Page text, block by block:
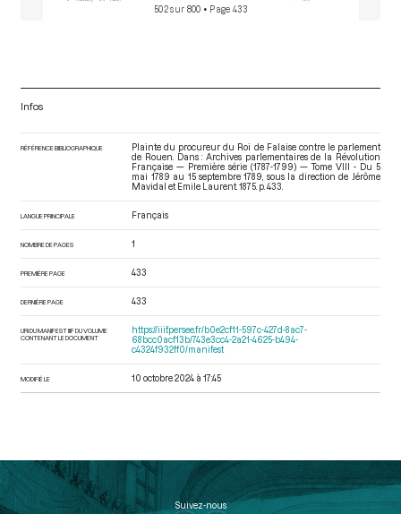
502 sur 800 • Page 433
Infos
RÉFÉRENCE BIBLIOGRAPHIQUE
Plainte du procureur du Roi de Falaise contre le parlement
de Rouen. Dans : Archives parlementaires de la Révolution
Française — Première série (1787-1799) — Tome VIII - Du 5
mai 1789 au 15 septembre 1789 , sous la direction de Jérôme
Mavidal et Emile Laurent. 1875. p. 433.
LANGUE PRINCIPALE Français
NOMBRE DE PAGES 1
PREMIÈRE PAGE 433
DERNIÈRE PAGE 433
URI DU MANIFEST IIIF DU VOLUME
CONTENANT LE DOCUMENT
https://iiif.persee.fr/b0e2cf11-597c-427d-8ac7-
68bcc0acf13b/743e3cc4-2a21-4625-b494-
c4324f932ff0/manifest
MODIFIÉ LE 10 octobre 2024 à 17:45
Suivez-nous